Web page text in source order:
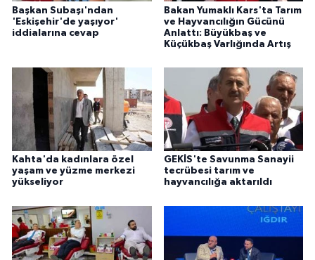
Başkan Subaşı'ndan
'Eskişehir'de yaşıyor'
iddialarına cevap
Bakan Yumaklı Kars'ta Tarım
ve Hayvancılığın Gücünü
Anlattı: Büyükbaş ve
Küçükbaş Varlığında Artış
Kahta'da kadınlara özel
yaşam ve yüzme merkezi
yükseliyor
GEKİS'te Savunma Sanayii
tecrübesi tarım ve
hayvancılığa aktarıldı